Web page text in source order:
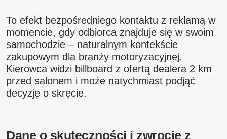
To efekt bezpośredniego kontaktu z reklamą w
momencie, gdy odbiorca znajduje się w swoim
samochodzie – naturalnym kontekście
zakupowym dla branży motoryzacyjnej.
Kierowca widzi billboard z ofertą dealera 2 km
przed salonem i może natychmiast podjąć
decyzję o skręcie.
Dane o skuteczności i zwrocie z